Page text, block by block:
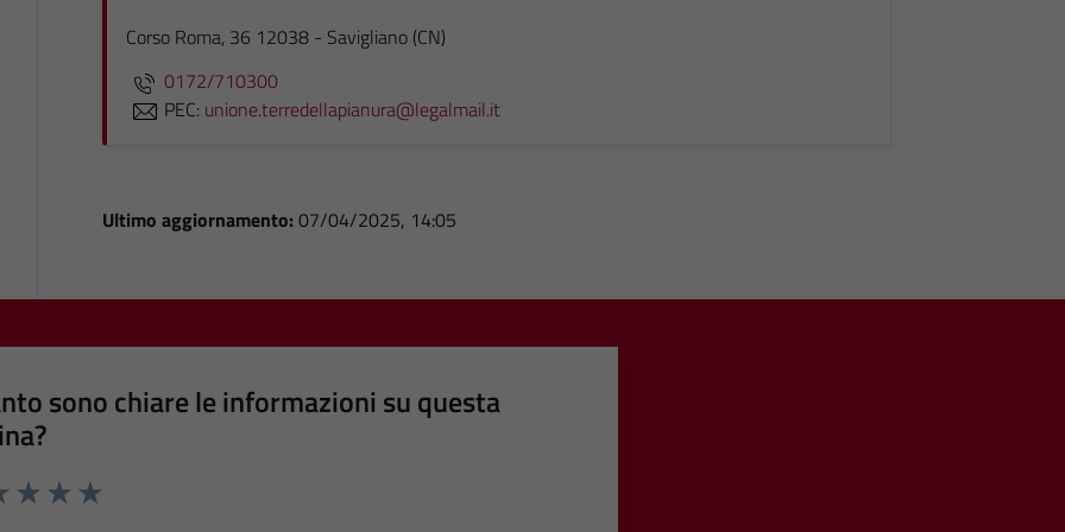
Corso Roma, 36 12038 - Savigliano (CN)
0172/710300
PEC: unione.terredellapianura@legalmail.it
Ultimo aggiornamento: 07/04/2025, 14:05
sono chiare le informazioni su questa